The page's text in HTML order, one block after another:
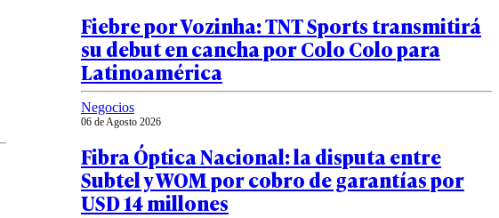
Fiebre por Vozinha: TNT Sports transmitirá
su debut en cancha por Colo Colo para
Latinoamérica
Negocios
06 de Agosto 2026
Fibra Óptica Nacional: la disputa entre
Subtel y WOM por cobro de garantías por
USD 14 millones